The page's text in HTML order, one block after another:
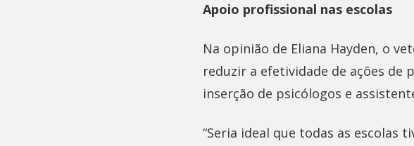
Apoio profissional nas escolas
Na opinião de Eliana Hayden, o
reduzir a efetividade de ações de
inserção de psicólogos e
“Seria ideal que todas as escolas